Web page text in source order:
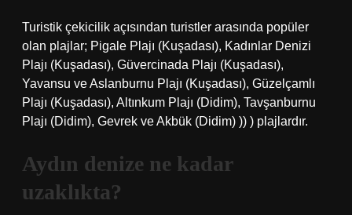
Turistik çekicilik açısından turistler arasında popüler
olan plajlar; Pigale Plajı (Kuşadası), Kadınlar Denizi
Plajı (Kuşadası), Güvercinada Plajı (Kuşadası),
Yavansu ve Aslanburnu Plajı (Kuşadası), Güzelçamlı
Plajı (Kuşadası), Altınkum Plajı (Didim), Tavşanburnu
Plajı (Didim), Gevrek ve Akbük (Didim) )) ) plajlardır.
Aydın denize ne kadar
uzaklıkta?